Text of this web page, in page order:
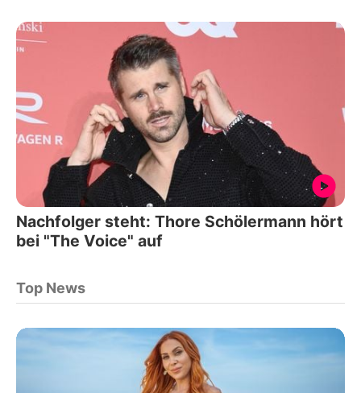
Nachfolger steht: Thore Schölermann hört
bei "The Voice" auf
Top News